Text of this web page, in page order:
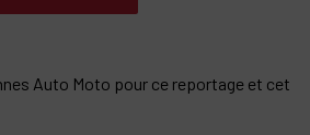
Auto Moto pour ce reportage et cet